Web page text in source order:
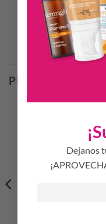
Dejanos
PRODUCTOS